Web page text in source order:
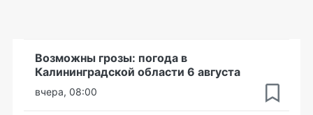
Возможны грозы: погода в
Калининградской области 6 августа
вчера, 08:00